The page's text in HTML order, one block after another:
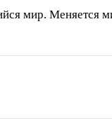
мир. Меняется